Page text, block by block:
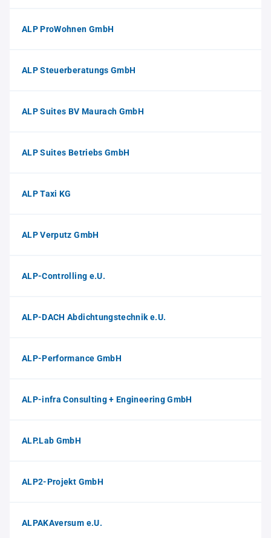
ALP ProWohnen GmbH
ALP Steuerberatungs GmbH
ALP Suites BV Maurach GmbH
ALP Suites Betriebs GmbH
ALP Taxi KG
ALP Verputz GmbH
ALP-Controlling e.U.
ALP-DACH Abdichtungstechnik e.U.
ALP-Performance GmbH
ALP-infra Consulting + Engineering GmbH
ALP.Lab GmbH
ALP2-Projekt GmbH
ALPAKAversum e.U.